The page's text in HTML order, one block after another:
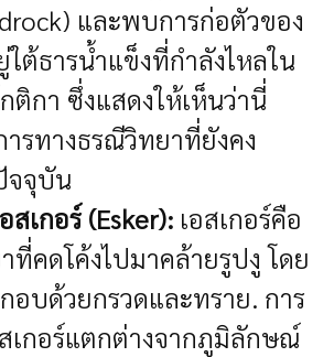
และพบการก่อตัวของ
ต้ธารน้ำแข็งที่กำลังไหลใน
ติกา ซึ่งแสดงให้เห็นว่านี่
รทางธรณีวิทยาที่ยังคง
จจุบัน
สเกอร์ (Esker): เอสเกอร์คือ
คดโค้งไปมาคล้ายรูปงู โดย
อบด้วยกรวดและทราย. การ
เกอร์แตกต่างจากภูมิลักษณ์